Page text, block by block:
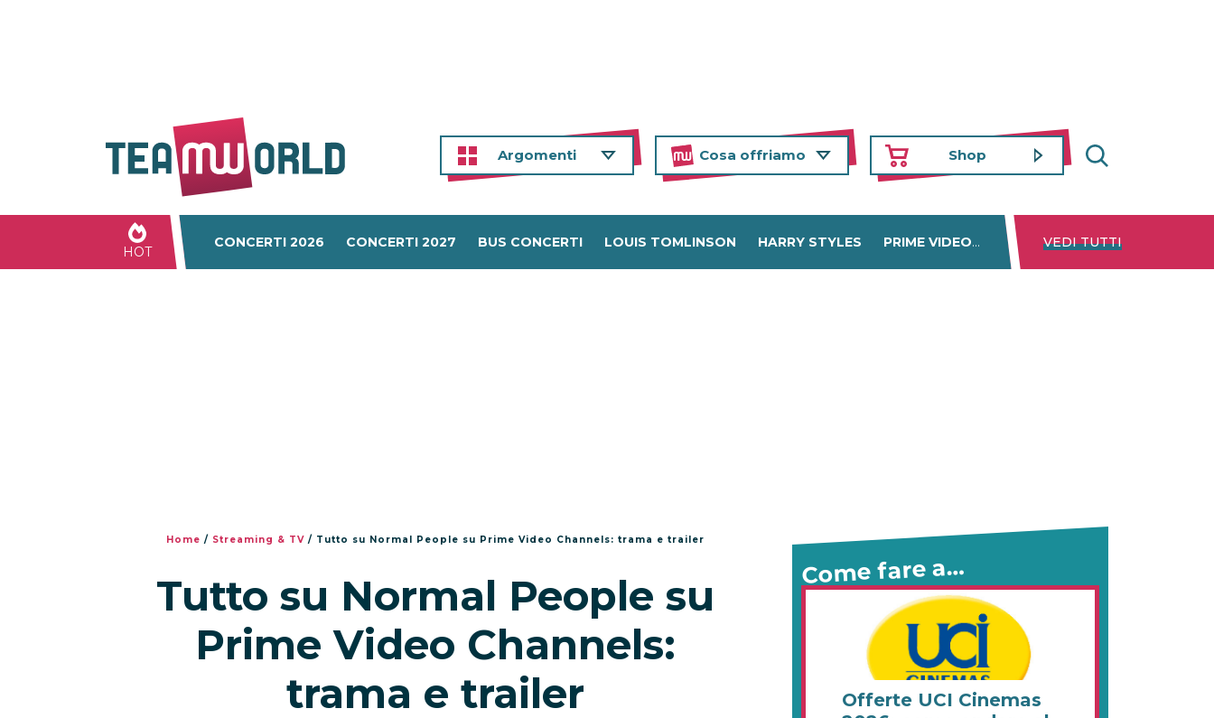
Argomenti Cosa offriamo Shop
HOT
CONCERTI 2026 CONCERTI 2027 BUS CONCERTI LOUIS TOMLINSON HARRY STYLES PRIME VIDEO DISNEY+ NETFLIX
VEDI TUTTI
Home / Streaming & TV / Tutto su Normal People su Prime Video Channels: trama e trailer
Tutto su Normal People su
Prime Video Channels:
trama e trailer
Come fare a…
Offerte UCI Cinemas